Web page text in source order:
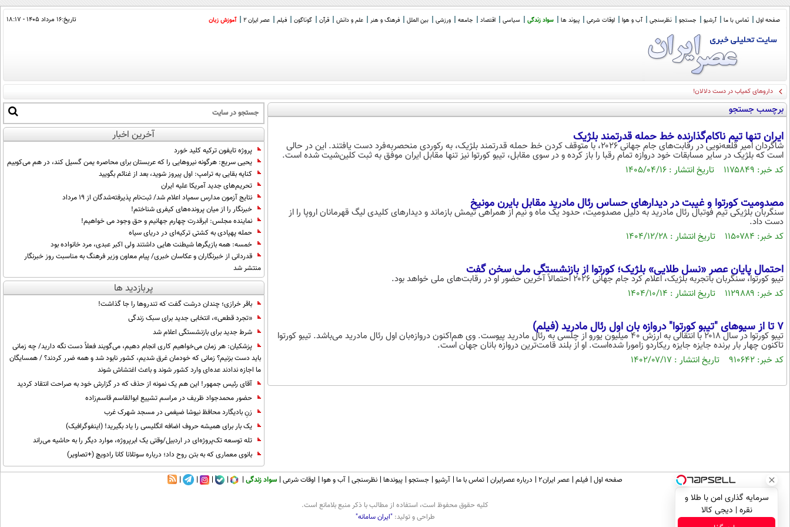
صفحه اول تماس با ما آرشیو جستجو نظرسنجی آب و هوا اوقات شرعی پیوند ها سواد زندگی سیاسی اقتصاد جامعه ورزشی بین الملل فرهنگ و هنر علم و دانش قرآن گوناگون فیلم عصر ایران 2 آموزش زبان تاریخ:۱۶ مرداد ۱۴۰۵ - ۱۸:۱۷
داروهای کمیاب در دست دلالان!
برچسب جستجو
ایران تنها تیم ناکام‌گذارنده خط حمله قدرتمند بلژیک
شاگردان امیر قلعه‌نویی در رقابت‌های جام جهانی ۲۰۲۶، با متوقف کردن خط حمله قدرتمند بلژیک، به رکوردی منحصربه‌فرد دست یافتند. این در حالی
است که بلژیک در سایر مسابقات خود دروازه تمام رقبا را باز کرده و در سوی مقابل، تیبو کورتوا نیز تنها مقابل ایران موفق به ثبت کلین‌شیت شده است.
کد خبر: ۱۱۷۵۸۴۹ تاریخ انتشار : ۱۴۰۵/۰۴/۱۶
مصدومیت کورتوا و غیبت در دیدارهای حساس رئال مادرید مقابل بایرن مونیخ
سنگربان بلژیکی تیم فوتبال رئال مادرید به دلیل مصدومیت، حدود یک ماه و نیم از همراهی تیمش بازماند و دیدارهای کلیدی لیگ قهرمانان اروپا را از
دست داد.
کد خبر: ۱۱۵۰۷۸۴ تاریخ انتشار : ۱۴۰۴/۱۲/۲۸
احتمال پایان عصر «نسل طلایی» بلژیک؛ کورتوا از بازنشستگی ملی سخن گفت
تیبو کورتوا، سنگربان باتجربه بلژیک، اعلام کرد جام جهانی ۲۰۲۶ احتمالاً آخرین حضور او در رقابت‌های ملی خواهد بود.
کد خبر: ۱۱۲۹۸۸۹ تاریخ انتشار : ۱۴۰۴/۱۰/۱۴
7 تا از سیوهای "تیبو کورتوا" دروازه بان اول رئال مادرید (فیلم)
تیبو کورتوا در سال ۲۰۱۸ با انتقالی به ارزش ۴۰ میلیون یورو از چلسی به رئال مادرید پیوست. وی هم‌اکنون دروازه‌بان اول رئال مادرید می‌باشد. تیبو کورتوا
تاکنون چهار بار برنده جایزه جایزه ریکاردو زامورا شده‌است. او از بلند قامت‌ترین دروازه بانان جهان است.
کد خبر: ۹۱۰۶۴۲ تاریخ انتشار : ۱۴۰۲/۰۷/۱۷
آخرین اخبار
پروژه تایفون ترکیه کلید خورد
یحیی سریع: هرگونه نیروهایی را که عربستان برای محاصره یمن گسیل کند، در هم می‌کوبیم
کنایه بقایی به ترامپ: اول پیروز شوید، بعد از غنائم بگویید
تحریم‌های جدید آمریکا علیه ایران
نتایج آزمون مدارس سمپاد اعلام شد/ ثبت‌نام پذیرفته‌شدگان از ۱۹ مرداد
خبرنگار را از میان پرونده‌های کیفری شناختم!
نماینده مجلس: ابرقدرت چهارم جهانیم و حق وجود می خواهیم!
حمله پهپادی به کشتی ترکیه‌ای در دریای سیاه
خمسه: همه بازیگرها شیطنت هایی داشتند ولی اکبر عبدی، مرد خانواده بود
قدردانی از خبرنگاران و عکاسان خبری/ پیام معاون وزیر فرهنگ به مناسبت روز خبرنگار
منتشر شد
پربازدید ها
باقر خرازی؛ چندان درشت گفت که تندروها را جا گذاشت!
«تجرد قطعی»، انتخابی جدید برای سبک زندگی
شرط جدید برای بازنشستگی اعلام شد
پزشکیان: هر زمان می‌خواهیم کاری انجام دهیم، می‌گویند فعلاً دست نگه دارید/ چه زمانی
باید دست بزنیم؟ زمانی که خودمان غرق شدیم، کشور نابود شد و همه ضرر کردند؟ / همسایگان
ما اجازه ندادند عده‌ای وارد کشور شوند و باعث اغتشاش شوند
آقای رئیس جمهور! این هم یک نمونه از حذف که در گزارش خود به صراحت انتقاد کردید
حضور محمدجواد ظریف در مراسم تشییع ابوالقاسم قاسم‌زاده
زنِ بادیگارد محافظ نیوشا ضیغمی در مسجد شهرک غرب
یک بار برای همیشه حروف اضافه انگلیسی را یاد بگیرید! (اینفوگرافیک)
تله توسعه تک‌پروژه‌ای در اردبیل/وقتی یک ابرپروژه، موارد دیگر را به حاشیه می‌راند
بانوی معماری که به بتن روح داد؛ درباره سوتلانا کانا رادویچ (+تصاویر)
سرمایه گذاری امن با طلا و
نقره | دیجی کالا
صفحه اول فیلم عصر ایران۲ درباره عصرایران تماس با ما آرشیو جستجو پیوندها نظرسنجی آب و هوا اوقات شرعی سواد زندگی
كليه حقوق محفوظ است، استفاده از مطالب با ذكر منبع بلامانع است.
طراحی و تولید:"ایران سامانه"